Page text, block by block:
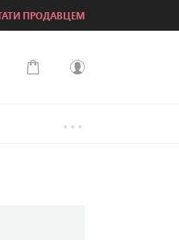
ПРОДАВЦЕМ
...